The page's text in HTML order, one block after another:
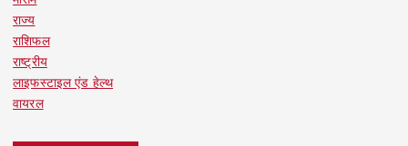
राज्य
राशिफल
राष्ट्रीय
लाइफस्टाइल एंड हेल्थ
वायरल